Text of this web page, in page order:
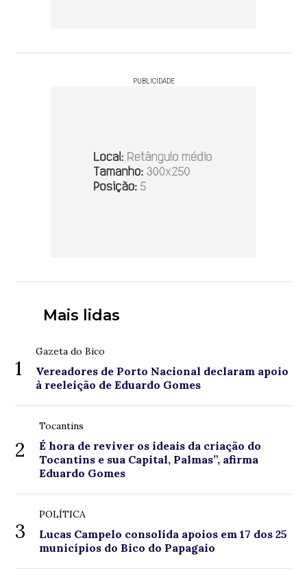
PUBLICIDADE
Mais lidas
1
Gazeta do Bico
Vereadores de Porto Nacional declaram apoio
à reeleição de Eduardo Gomes
2
Tocantins
É hora de reviver os ideais da criação do
Tocantins e sua Capital, Palmas”, afirma
Eduardo Gomes
3
POLÍTICA
Lucas Campelo consolida apoios em 17 dos 25
municípios do Bico do Papagaio